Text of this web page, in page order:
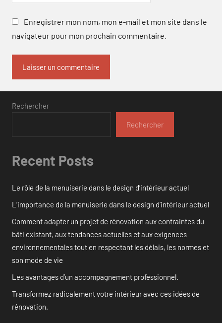
Enregistrer mon nom, mon e-mail et mon site dans le
navigateur pour mon prochain commentaire.
Rechercher
Rechercher
Recent Posts
Le rôle de la menuiserie dans le design d’intérieur actuel
L’importance de la menuiserie dans le design d’intérieur actuel
Comment adapter un projet de rénovation aux contraintes du
bâti existant, aux tendances actuelles et aux exigences
environnementales tout en respectant les délais, les normes et
son mode de vie
Les avantages d’un accompagnement professionnel.
Transformez radicalement votre intérieur avec ces idées de
rénovation.